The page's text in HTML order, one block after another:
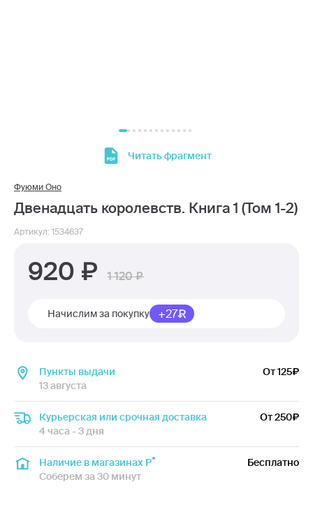
Читать фрагмент
Фуюми Оно
Двенадцать королевств. Книга 1 (Том 1-2)
Артикул: 1534637
920 1 120
Начислим за покупку +27
Пункты выдачи
13 августа
От 125
Курьерская или срочная доставка
4 часа - 3 дня
От 250
Наличие в магазинах Р
Соберем за 30 минут
Бесплатно